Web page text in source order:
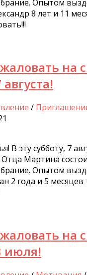
Опытом
8 лет и 11
на
/
В эту субботу, 7
Мартина
Опытом
2 года и 5 месяцев
на
июля!